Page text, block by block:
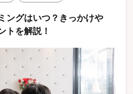
ングはいつ？きっかけや
トを解説！